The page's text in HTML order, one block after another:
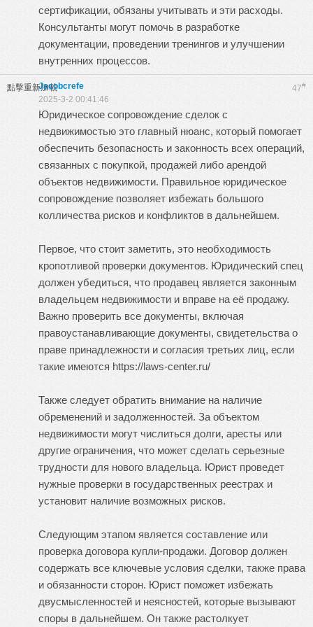
сертификации, обязаны учитывать и эти расходы.
Консультанты могут помочь в разработке
документации, проведении тренингов и улучшении
внутренних процессов.
點擊重新加載 47#
Jacobcrefe
2025-3-2 00:41:46
Юридическое сопровождение сделок с
недвижимостью это главный нюанс, который помогает
обеспечить безопасность и законность всех операций,
связанных с покупкой, продажей либо арендой
объектов недвижимости. Правильное юридическое
сопровождение позволяет избежать большого
колличества рисков и конфликтов в дальнейшем.
Первое, что стоит заметить, это необходимость
кропотливой проверки документов. Юридический спец
должен убедиться, что продавец является законным
владельцем недвижимости и вправе на её продажу.
Важно проверить все документы, включая
правоустанавливающие документы, свидетельства о
праве принадлежности и согласия третьих лиц, если
такие имеются https://laws-center.ru/
Также следует обратить внимание на наличие
обременений и задолженностей. За объектом
недвижимости могут числиться долги, аресты или
другие ограничения, что может сделать серьезные
трудности для нового владельца. Юрист проведет
нужные проверки в государственных реестрах и
установит наличие возможных рисков.
Следующим этапом является составление или
проверка договора купли-продажи. Договор должен
содержать все ключевые условия сделки, также права
и обязанности сторон. Юрист поможет избежать
двусмысленностей и неясностей, которые вызывают
споры в дальнейшем. Он также растолкует